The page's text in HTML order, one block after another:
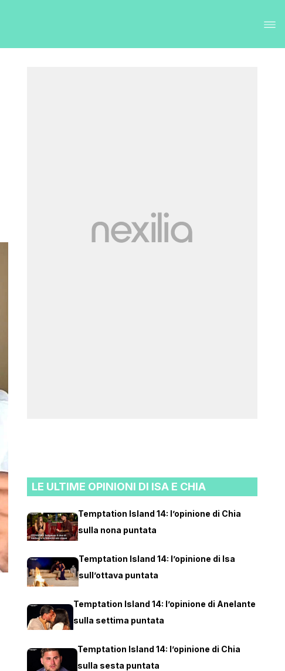
LE ULTIME OPINIONI DI ISA E CHIA
Temptation Island 14: l’opinione di Chia
sulla nona puntata
Temptation Island 14: l’opinione di Isa
sull’ottava puntata
Temptation Island 14: l’opinione di Anelante
sulla settima puntata
Temptation Island 14: l’opinione di Chia
sulla sesta puntata